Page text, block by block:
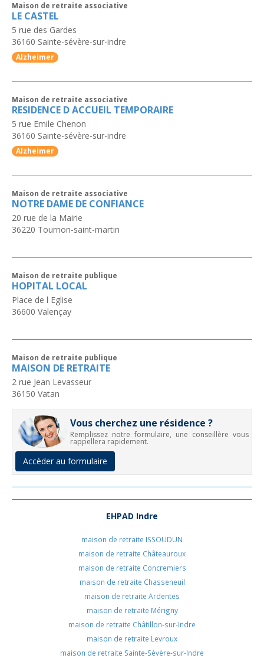
Maison de retraite associative
LE CASTEL
5 rue des Gardes
36160 Sainte-sévère-sur-indre
Alzheimer
Maison de retraite associative
RESIDENCE D ACCUEIL TEMPORAIRE
5 rue Emile Chenon
36160 Sainte-sévère-sur-indre
Alzheimer
Maison de retraite associative
NOTRE DAME DE CONFIANCE
20 rue de la Mairie
36220 Tournon-saint-martin
Maison de retraite publique
HOPITAL LOCAL
Place de l Eglise
36600 Valençay
Maison de retraite publique
MAISON DE RETRAITE
2 rue Jean Levasseur
36150 Vatan
Vous cherchez une résidence ?
Remplissez notre formulaire, une conseillère vous
rappellera rapidement.
Accèder au formulaire
EHPAD Indre
maison de retraite ISSOUDUN
maison de retraite Châteauroux
maison de retraite Concremiers
maison de retraite Chasseneuil
maison de retraite Ardentes
maison de retraite Mérigny
maison de retraite Châtillon-sur-Indre
maison de retraite Levroux
maison de retraite Sainte-Sévère-sur-Indre